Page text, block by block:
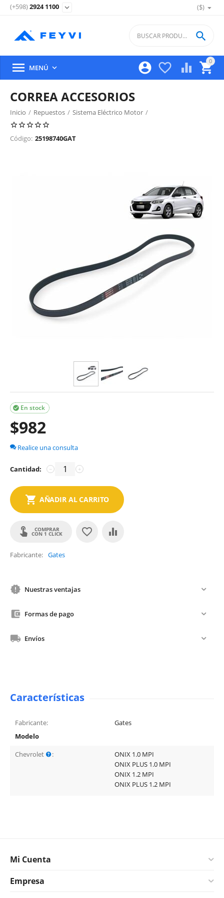
($)
(+598)2924 1100 expand_more
0

 


 MENÚ 
CORREA ACCESORIOS
Inicio / Repuestos / Sistema Eléctrico Motor /
Fijacion De Alternador Y Correa
Código: 25198740GAT
En stock

$982
Realice una consulta
Cantidad: +
−
AÑADIR AL CARRITO
COMPRAR
CON 1 CLICK
Fabricante Gates
Nuestras ventajas
Formas de pago
Envíos
Características
Fabricante:
Gates
Modelo
Chevrolet
:
ONIX 1.0 MPI
ONIX PLUS 1.0 MPI
ONIX 1.2 MPI
ONIX PLUS 1.2 MPI
Mi Cuenta
Empresa